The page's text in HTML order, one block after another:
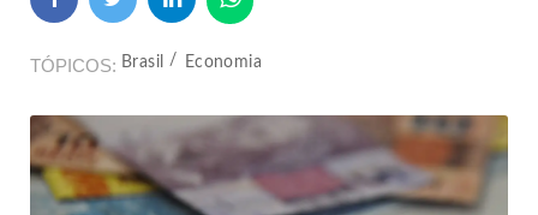
TÓPICOS Brasil Economia